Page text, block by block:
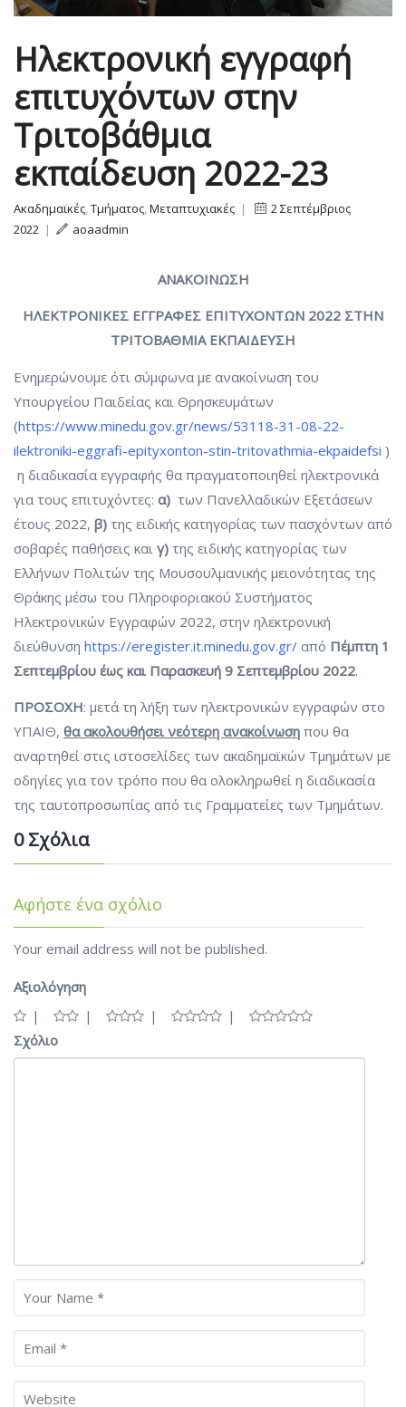
Ηλεκτρονική εγγραφή
επιτυχόντων στην
Τριτοβάθμια
εκπαίδευση 2022-23
Ακαδημαϊκές,Τμήματος,Μεταπτυχιακές |
2 Σεπτέμβριος
2022 | aoaadmin
ΑΝΑΚΟΙΝΩΣΗ
ΗΛΕΚΤΡΟΝΙΚΕΣ ΕΓΓΡΑΦΕΣ ΕΠΙΤΥΧΟΝΤΩΝ 2022 ΣΤΗΝ
ΤΡΙΤΟΒΑΘΜΙΑ ΕΚΠΑΙΔΕΥΣΗ
Ενημερώνουμε ότι σύμφωνα με ανακοίνωση του
Υπουργείου Παιδείας και Θρησκευμάτων
(https://www.minedu.gov.gr/news/53118-31-08-22-
ilektroniki-eggrafi-epityxonton-stin-tritovathmia-ekpaidefsi )
η διαδικασία εγγραφής θα πραγματοποιηθεί ηλεκτρονικά
για τους επιτυχόντες: α) των Πανελλαδικών Εξετάσεων
έτους 2022, β) της ειδικής κατηγορίας των πασχόντων από
σοβαρές παθήσεις και γ) της ειδικής κατηγορίας των
Ελλήνων Πολιτών της Μουσουλμανικής μειονότητας της
Θράκης μέσω του Πληροφοριακού Συστήματος
Ηλεκτρονικών Εγγραφών 2022, στην ηλεκτρονική
διεύθυνση https://eregister.it.minedu.gov.gr/ από Πέμπτη 1
Σεπτεμβρίου έως και Παρασκευή 9 Σεπτεμβρίου 2022.
ΠΡΟΣΟΧΗ: μετά τη λήξη των ηλεκτρονικών εγγραφών στο
ΥΠΑΙΘ, θα ακολουθήσει νεότερη ανακοίνωση που θα
αναρτηθεί στις ιστοσελίδες των ακαδημαϊκών Τμημάτων με
οδηγίες για τον τρόπο που θα ολοκληρωθεί η διαδικασία
της ταυτοπροσωπίας από τις Γραμματείες των Τμημάτων.
0 Σχόλια
Αφήστε ένα σχόλιο
Your email address will not be published.
Αξιολόγηση
Σχόλιο